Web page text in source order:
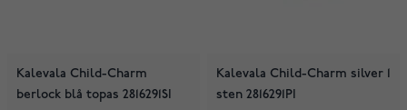
Kalevala Child-Charm
berlock blå topas 2816291SI
Kalevala Child-Charm silver 1
sten 2816291PI